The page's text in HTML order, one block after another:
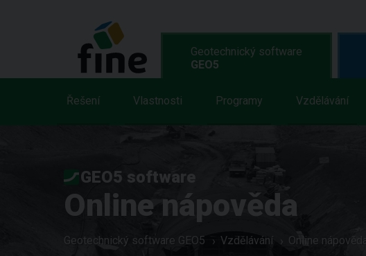
Geotechnický software
GEO5
Řešení Vlastnosti Programy Vzdělávání
GEO5 software
Online nápověda
Geotechnický software GEO5 Vzdělávání Online nápověda